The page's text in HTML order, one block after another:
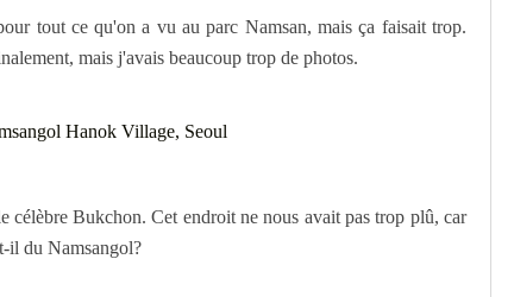
tout ce qu'on a vu au parc Namsan, mais ça faisait trop.
mais j'avais beaucoup trop de photos.
célèbre Bukchon. Cet endroit ne nous avait pas trop plû, car
il du Namsangol?